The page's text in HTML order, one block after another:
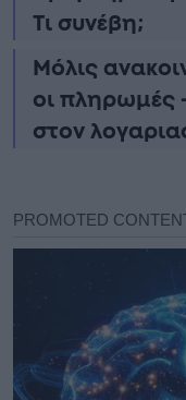
Τι συνέβη;
Μόλις
οι πληρωμές
στον